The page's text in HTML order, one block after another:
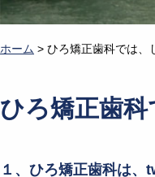
ホーム > ひろ矯正歯科では、
ひろ矯正歯科
１、ひろ矯正歯科は